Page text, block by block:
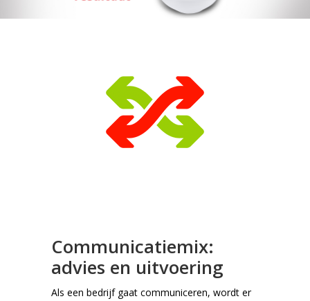
Communicatiemix:
advies en uitvoering
Als een bedrijf gaat communiceren, wordt er